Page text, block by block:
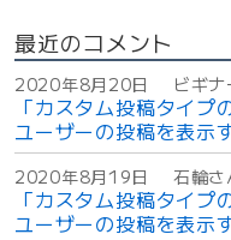
の
最近のコメント
2020年8月20日 ビギ
「カスタム投稿タイ
ユーザーの投稿を表示
2020年8月19日 石輪さ
「カスタム投稿タイ
ユーザーの投稿を表示